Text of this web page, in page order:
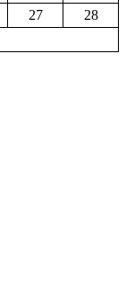
27
28